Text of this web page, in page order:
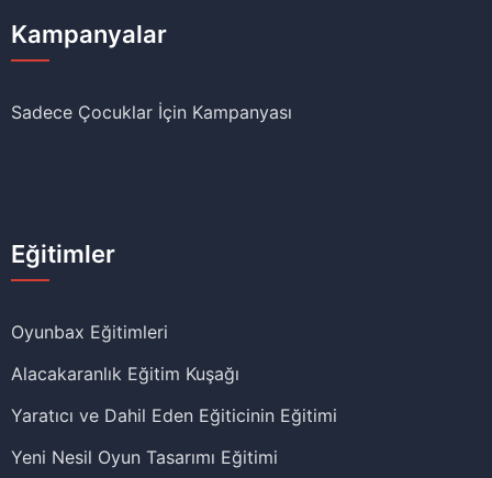
Kampanyalar
Sadece Çocuklar İçin Kampanyası
Eğitimler
Oyunbax Eğitimleri
Alacakaranlık Eğitim Kuşağı
Yaratıcı ve Dahil Eden Eğiticinin Eğitimi
Yeni Nesil Oyun Tasarımı Eğitimi